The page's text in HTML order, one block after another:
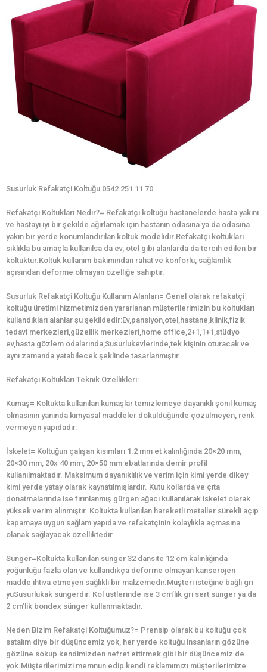
Susurluk Refakatçi Koltuğu 0542 251 11 70
Refakatçi Koltukları Nedir?= Refakatçi koltuğu hastanelerde hasta yakını
ve hastayı iyi bir şekilde ağırlamak için hastanın odasına ya da odasına
yakın bir yerde konumlandırılan koltuk modelidir.Refakatçi koltukları
sıklıkla bu amaçla kullanılsa da ev, otel gibi alanlarda da tercih edilen bir
koltuktur.Koltuk kullanım bakımından rahat ve konforlu, sağlamlık
açısından deforme olmayan özelliğe sahiptir.
Susurluk Refakatçi Koltuğu Kullanım Alanları= Genel olarak refakatçi
koltuğu üretimi hizmetimizden yararlanan müşterilerimizin bu koltukları
kullandıkları alanlar şu şekildedir:Ev,pansiyon,otel,hastane,klinik,fizik
tedavi merkezleri,güzellik merkezleri,home office,2+1,1+1,stüdyo
ev,hasta gözlem odalarında,Susurlukevlerinde,tek kişinin oturacak ve
aynı zamanda yatabilecek şeklinde tasarlanmıştır.
Refakatçi Koltukları Teknik Özellikleri:
Kumaş= Koltukta kullanılan kumaşlar temizlemeye dayanıklı şönil kumaş
olmasının yanında kimyasal maddeler döküldüğünde çözülmeyen, renk
vermeyen yapıdadır.
İskelet= Koltuğun çalışan kısımları 1.2 mm et kalınlığında 20×20 mm,
20×30 mm, 20x 40 mm, 20×50 mm ebatlarında demir profil
kullanılmaktadır. Maksimum dayanıklılık ve verim için kimi yerde dikey
kimi yerde yatay olarak kaynatılmışlardır. Kutu kollarda ve çıta
donatmalarında ise fırınlanmış gürgen ağacı kullanılarak iskelet olarak
yüksek verim alınmıştır. Koltukta kullanılan hareketli metaller sürekli açıp
kapamaya uygun sağlam yapıda ve refakatçinin kolaylıkla açmasına
olanak sağlayacak özelliktedir.
Sünger=Koltukta kullanılan sünger 32 dansite 12 cm kalınlığında
yoğunluğu fazla olan ve kullandıkça deforme olmayan kanserojen
madde ihtiva etmeyen sağlıklı bir malzemedir.Müşteri isteğine bağlı gri
yuSusurlukak süngerdir. Kol üstlerinde ise 3 cm’lik gri sert sünger ya da
2 cm’lik bondex sünger kullanmaktadır.
Neden Bizim Refakatçi Koltuğumuz?= Prensip olarak bu koltuğu çok
satalım diye bir düşüncemiz yok, her yerde koltuğu insanların gözüne
gözüne sokup kendimizden nefret ettirmek gibi bir düşüncemiz de
yok.Müşterilerimizi memnun edip kendi reklamımızı müşterilerimize